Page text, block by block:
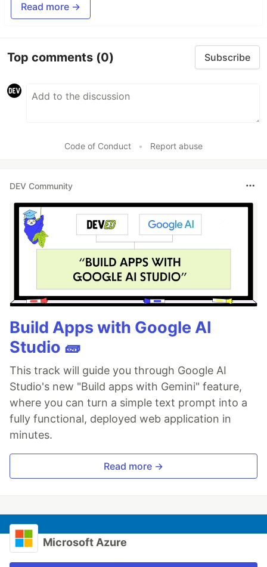
Read more →
Top comments (0) Subscribe
Code of Conduct • Report abuse
DEV Community
Build Apps with Google AI
Studio 🧱
This track will guide you through Google AI
Studio's new "Build apps with Gemini" feature,
where you can turn a simple text prompt into a
fully functional, deployed web application in
minutes.
Read more →
Microsoft Azure